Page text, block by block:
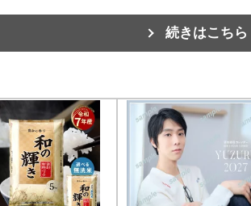
続きはこちら